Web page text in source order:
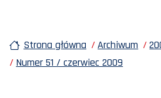
Strona główna Archiwum
Numer 51 / czerwiec 2009